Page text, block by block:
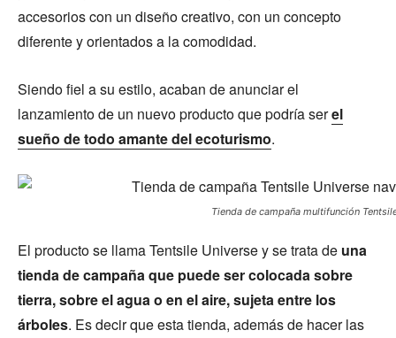
accesorios con un diseño creativo, con un concepto
diferente y orientados a la comodidad.
Siendo fiel a su estilo, acaban de anunciar el
lanzamiento de un nuevo producto que podría serel
sueño de todo amante del ecoturismo.
Tienda de campaña multifunción
El producto se llama Tentsile Universe y se trata de una
tienda de campaña que puede ser colocada sobre
tierra, sobre el agua o en el aire, sujeta entre los
árboles. Es decir que esta tienda, además de hacer las